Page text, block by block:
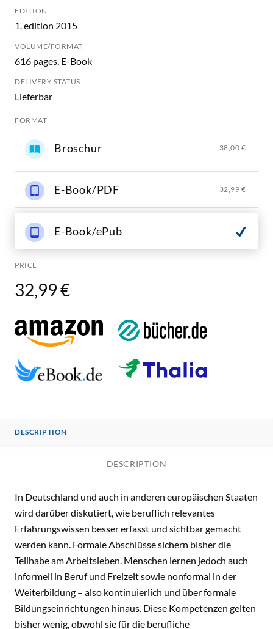
EDITION
1. edition 2015
VOLUME/FORMAT
616 pages, E-Book
DELIVERY STATUS
Lieferbar
FORMAT
Broschur 38,00 €
E-Book/PDF 32,99 €
E-Book/ePub
PRICE
32,99 €
DESCRIPTION
DESCRIPTION
In Deutschland und auch in anderen europäischen Staaten
wird darüber diskutiert, wie beruflich relevantes
Erfahrungswissen besser erfasst und sichtbar gemacht
werden kann. Formale Abschlüsse sichern bisher die
Teilhabe am Arbeitsleben. Menschen lernen jedoch auch
informell in Beruf und Freizeit sowie nonformal in der
Weiterbildung – also kontinuierlich und über formale
Bildungseinrichtungen hinaus. Diese Kompetenzen gelten
bisher wenig, obwohl sie für die berufliche